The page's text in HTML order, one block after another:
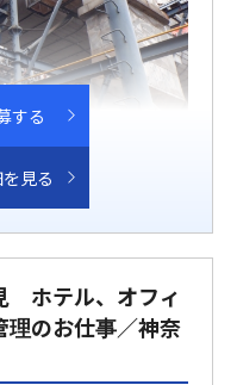
する
見る
ホテル、オフィ
理のお仕事／神奈